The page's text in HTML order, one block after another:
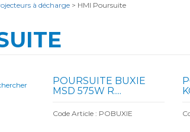
à décharge > HMI Poursuite
POURSUITE BUXIE
MSD 575W R....
Code Article : POBUXIE